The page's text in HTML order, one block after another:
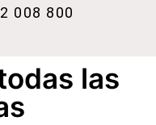
008 800
las